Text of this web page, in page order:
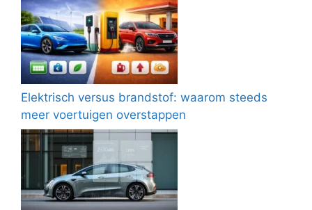
Elektrisch versus brandstof: waarom steeds
meer voertuigen overstappen